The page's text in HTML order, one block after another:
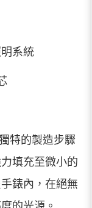
系統
特的製造步驟
填充至微小的
錶內，在絕無